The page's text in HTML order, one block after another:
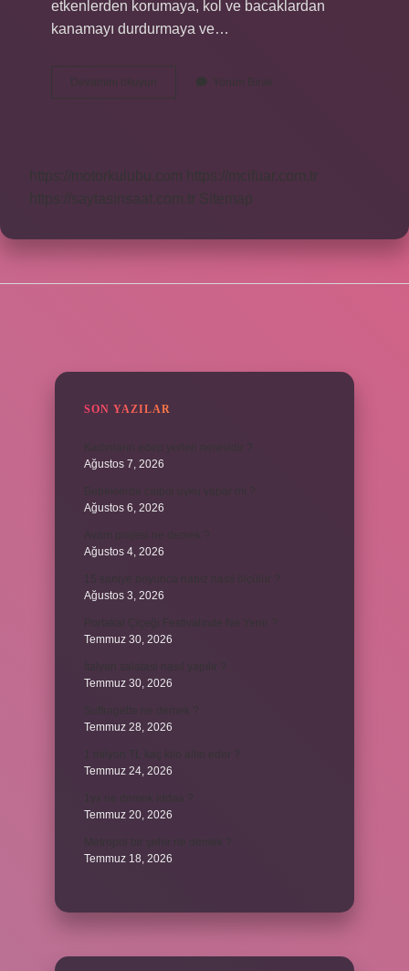
etkenlerden korumaya, kol ve bacaklardan
kanamayı durdurmaya ve…
Devamını okuyun
Fiksasyon
Bandı
Yorum Bırak
https://motorkulubu.com
https://mcifuar.com.tr
https://saytasinsaat.com.tr
Sitemap
SON YAZILAR
Ağustos 7, 2026
Ağustos 6, 2026
Ağustos 4, 2026
Ağustos 3, 2026
Temmuz 30, 2026
Temmuz 30, 2026
Temmuz 28, 2026
Temmuz 24, 2026
Temmuz 20, 2026
Temmuz 18, 2026